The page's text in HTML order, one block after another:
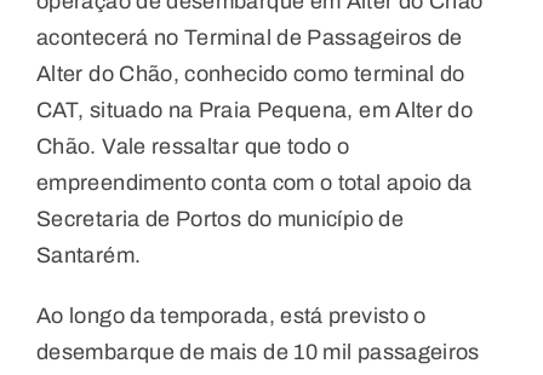
acontecerá no Terminal de Passageiros de
Alter do Chão, conhecido como terminal do
CAT, situado na Praia Pequena, em Alter do
Chão. Vale ressaltar que todo o
empreendimento conta com o total apoio da
Secretaria de Portos do município de
Santarém.
Ao longo da temporada, está previsto o
desembarque de mais de 10 mil passageiros